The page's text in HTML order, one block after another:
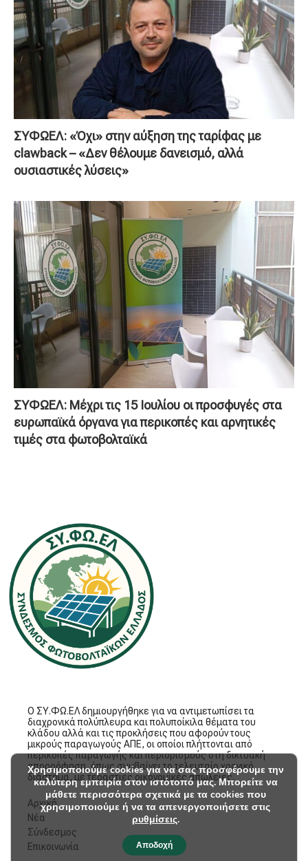
ΣΥΦΩΕΛ: «Όχι» στην αύξηση της ταρίφας με
clawback – «Δεν θέλουμε δανεισμό, αλλά
ουσιαστικές λύσεις»
ΣΥΦΩΕΛ: Μέχρι τις 15 Ιουλίου οι προσφυγές στα
ευρωπαϊκά όργανα για περικοπές και αρνητικές
τιμές στα φωτοβολταϊκά
Ο ΣΥ.ΦΩ.ΕΛ δημιουργήθηκε για να αντιμετωπίσει τα
διαχρονικά πολύπλευρα και πολυποίκιλα θέματα του
κλάδου αλλά και τις προκλήσεις που αφορούν τους
μικρούς παραγωγούς ΑΠΕ, οι οποίοι πλήττονται από
περικοπές παραγωγής και περιορισμούς στη δικτυακή
απορρόφηση, όπως συμβαίνει το τελευταίο χρονικό
διάστημα, με τεράστιες οικονομικές απώλειες.
Αρχική
Νέα
Σύνδεσμος
Επικοινωνία
Χρησιμοποιούμε cookies για να σας προσφέρουμε την
καλύτερη εμπειρία στον ιστότοπό μας. Μπορείτε να
μάθετε περισσότερα σχετικά με τα cookies που
χρησιμοποιούμε ή να τα απενεργοποιήσετε στις
ρυθμίσεις.
Αποδοχή